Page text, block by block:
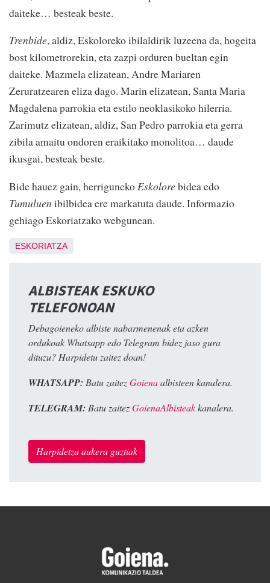
daiteke… besteak beste.
Trenbide, aldiz, Eskoloreko ibilaldirik luzeena da, hogeita
bost kilometrorekin, eta zazpi orduren bueltan egin
daiteke. Mazmela elizatean, Andre Mariaren
Zeruratzearen eliza dago. Marin elizatean, Santa Maria
Magdalena parrokia eta estilo neoklasikoko hilerria.
Zarimutz elizatean, aldiz, San Pedro parrokia eta gerra
zibila amaitu ondoren eraikitako monolitoa… daude
ikusgai, besteak beste.
Bide hauez gain, herriguneko Eskolorebidea edo
Tumuluen ibilbidea ere markatuta daude. Informazio
gehiago Eskoriatzako webgunean.
ESKORIATZA
ALBISTEAK ESKUKO
TELEFONOAN
Debagoieneko albiste nabarmenenak eta azken
ordukoak Whatsapp edo Telegram bidez jaso gura
dituzu? Harpidetu zaitez doan!
WHATSAPP: Batu zaitezGoienaalbisteen kanalera.
TELEGRAM: Batu zaitezGoienaAlbisteakkanalera.
Harpidetza aukera guztiak